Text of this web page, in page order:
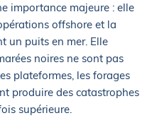
importance majeure : elle
offshore et la
un puits en mer. Elle
noires ne sont pas
plateformes, les forages
produire des catastrophes
supérieure.